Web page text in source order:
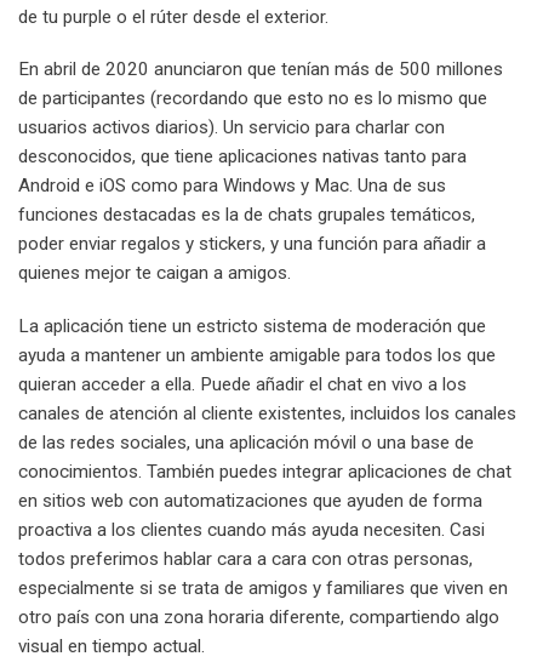
de tu purple o el rúter desde el exterior.
En abril de 2020 anunciaron que tenían más de 500 millones
de participantes (recordando que esto no es lo mismo que
usuarios activos diarios). Un servicio para charlar con
desconocidos, que tiene aplicaciones nativas tanto para
Android e iOS como para Windows y Mac. Una de sus
funciones destacadas es la de chats grupales temáticos,
poder enviar regalos y stickers, y una función para añadir a
quienes mejor te caigan a amigos.
La aplicación tiene un estricto sistema de moderación que
ayuda a mantener un ambiente amigable para todos los que
quieran acceder a ella. Puede añadir el chat en vivo a los
canales de atención al cliente existentes, incluidos los canales
de las redes sociales, una aplicación móvil o una base de
conocimientos. También puedes integrar aplicaciones de chat
en sitios web con automatizaciones que ayuden de forma
proactiva a los clientes cuando más ayuda necesiten. Casi
todos preferimos hablar cara a cara con otras personas,
especialmente si se trata de amigos y familiares que viven en
otro país con una zona horaria diferente, compartiendo algo
visual en tiempo actual.